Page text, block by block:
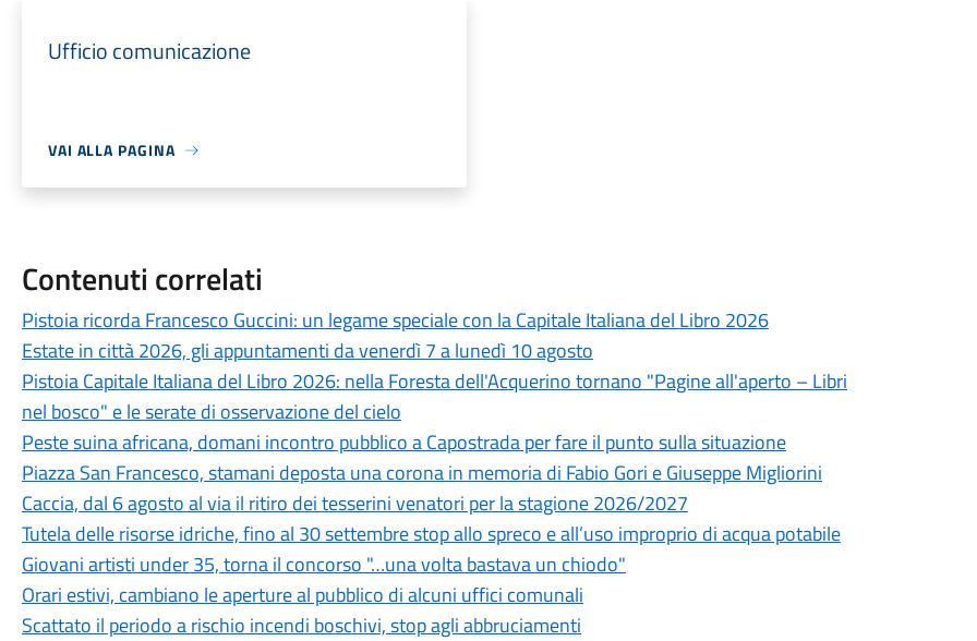
Ufficio comunicazione
VAI ALLA PAGINA
Contenuti correlati
Pistoia ricorda Francesco Guccini: un legame speciale con la Capitale Italiana del Libro 2026
Estate in città 2026, gli appuntamenti da venerdì 7 a lunedì 10 agosto
Pistoia Capitale Italiana del Libro 2026: nella Foresta dell'Acquerino tornano "Pagine all'aperto – Libri
nel bosco" e le serate di osservazione del cielo
Peste suina africana, domani incontro pubblico a Capostrada per fare il punto sulla situazione
Piazza San Francesco, stamani deposta una corona in memoria di Fabio Gori e Giuseppe Migliorini
Caccia, dal 6 agosto al via il ritiro dei tesserini venatori per la stagione 2026/2027
Tutela delle risorse idriche, fino al 30 settembre stop allo spreco e all’uso improprio di acqua potabile
Giovani artisti under 35, torna il concorso "…una volta bastava un chiodo"
Orari estivi, cambiano le aperture al pubblico di alcuni uffici comunali
Scattato il periodo a rischio incendi boschivi, stop agli abbruciamenti